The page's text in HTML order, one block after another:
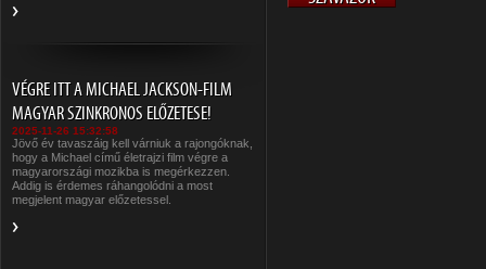
VÉGRE ITT A MICHAEL JACKSON-FILM
MAGYAR SZINKRONOS ELŐZETESE!
2025-11-26 15:32:58
Jövő év tavaszáig kell várniuk a rajongóknak,
hogy a Michael című életrajzi film végre a
magyarországi mozikba is megérkezzen.
Addig is érdemes ráhangolódni a most
megjelent magyar előzetessel.